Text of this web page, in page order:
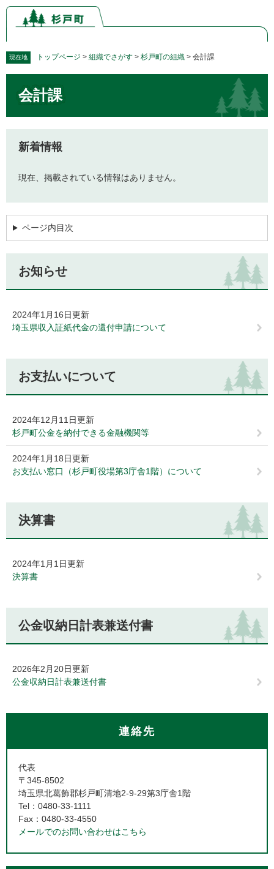
ペ
の
メ
ー
現在地 トップページ > 組織でさがす > 杉戸町の組織 > 会計課
会計課
新着情報
現在、掲載されている情報はありません。
ページ内目次
お知らせ
2024年1月16日更新
埼玉県収入証紙代金の還付申請について
お支払いについて
2024年12月11日更新
杉戸町公金を納付できる金融機関等
2024年1月18日更新
お支払い窓口（杉戸町役場第3庁舎1階）について
決算書
2024年1月1日更新
決算書
公金収納日計表兼送付書
2026年2月20日更新
公金収納日計表兼送付書
連絡先
代表
〒345-8502
埼玉県北葛飾郡杉戸町清地2-9-29第3庁舎1階
Tel：0480-33-1111
Fax：0480-33-4550
メールでのお問い合わせはこちら